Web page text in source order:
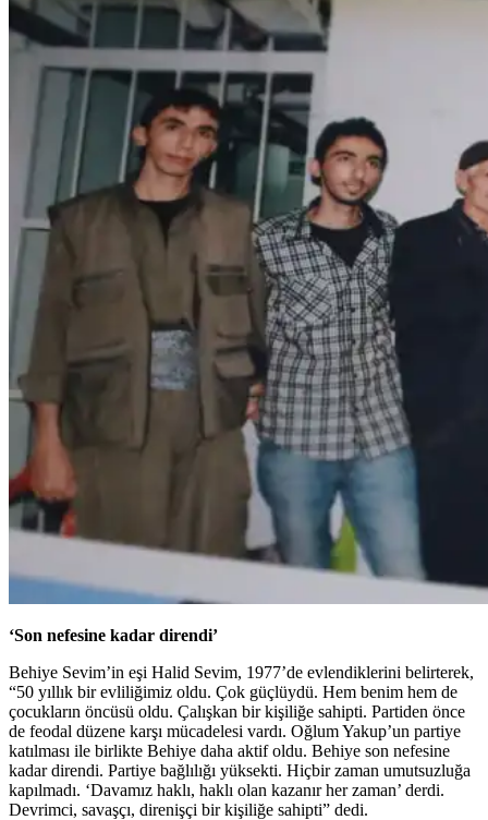
‘Son nefesine kadar direndi’
Behiye Sevim’in eşi Halid Sevim, 1977’de evlendiklerini belirterek,
“50 yıllık bir evliliğimiz oldu. Çok güçlüydü. Hem benim hem de
çocukların öncüsü oldu. Çalışkan bir kişiliğe sahipti. Partiden önce
de feodal düzene karşı mücadelesi vardı. Oğlum Yakup’un partiye
katılması ile birlikte Behiye daha aktif oldu. Behiye son nefesine
kadar direndi. Partiye bağlılığı yüksekti. Hiçbir zaman umutsuzluğa
kapılmadı. ‘Davamız haklı, haklı olan kazanır her zaman’ derdi.
Devrimci, savaşçı, direnişçi bir kişiliğe sahipti” dedi.